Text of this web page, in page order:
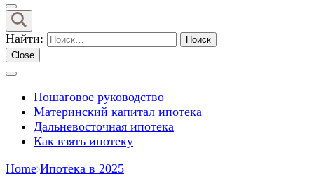
Найти:
Close
Пошаговое руководство
Материнский капитал ипотека
Дальневосточная ипотека
Как взять ипотеку
Home Ипотека в 2025